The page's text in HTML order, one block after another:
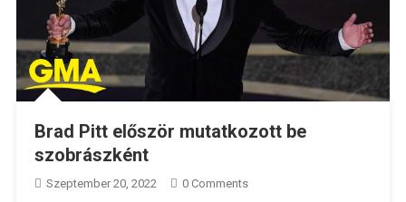
Brad Pitt először mutatkozott be
szobrászként
Szeptember 20, 2022 0 Comments